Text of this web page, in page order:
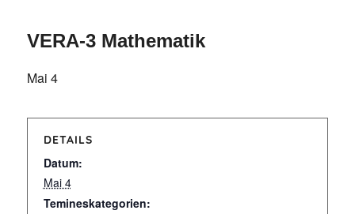
VERA-3 Mathematik
Mai 4
DETAILS
Datum:
Mai 4
Temineskategorien: